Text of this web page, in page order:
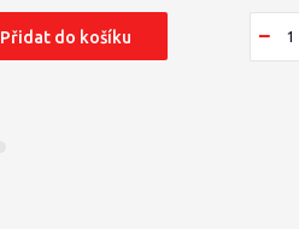
Přidat do košíku